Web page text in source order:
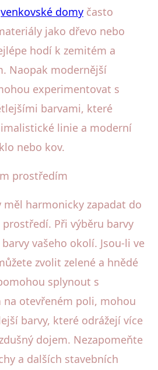
venkovské domy často
jako dřevo nebo
hodí k zemitém a
Naopak modernější
experimentovat s
barvami, které
linie a moderní
nebo kov.
prostředím
měl harmonicky zapadat do
Při výběru barvy
vašeho okolí. Jsou-li ve
zvolit zelené a hnědé
splynout s
na otevřeném poli, mohou
barvy, které odrážejí více
dojem. Nezapomeňte
a dalších stavebních